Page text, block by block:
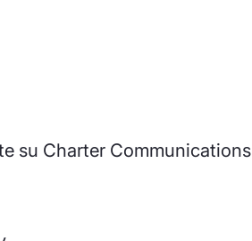
su Charter Communications